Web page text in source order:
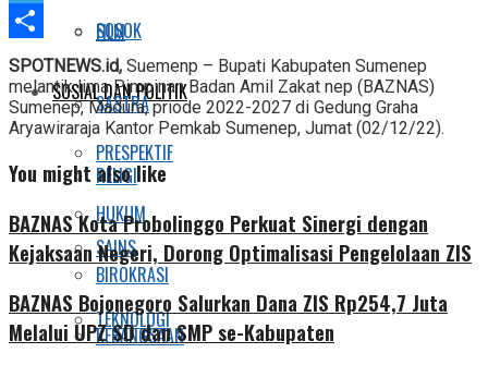
SOSOK
SOSIAL DAN POLITIK
PRESPEKTIF
HUKUM
BIROKRASI
KEBANGSAAN
FILM
SASTRA
RELIGI
SAINS
TEKNOLOGI
Telegram
Share
SPOTNEWS.id, Suemenp – Bupati Kabupaten Sumenep
melantik lima Pimpinan Badan Amil Zakat nep (BAZNAS)
Sumenep, Madura, priode 2022-2027 di Gedung Graha
Aryawiraraja Kantor Pemkab Sumenep, Jumat (02/12/22).
You might also like
BAZNAS Kota Probolinggo Perkuat Sinergi dengan
Kejaksaan Negeri, Dorong Optimalisasi Pengelolaan ZIS
BAZNAS Bojonegoro Salurkan Dana ZIS Rp254,7 Juta
Melalui UPZ SD dan SMP se-Kabupaten